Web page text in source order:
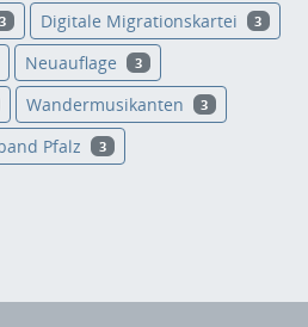
3 Digitale Migrationskartei 3
Neuauflage 3
Wandermusikanten 3
Pfalz 3